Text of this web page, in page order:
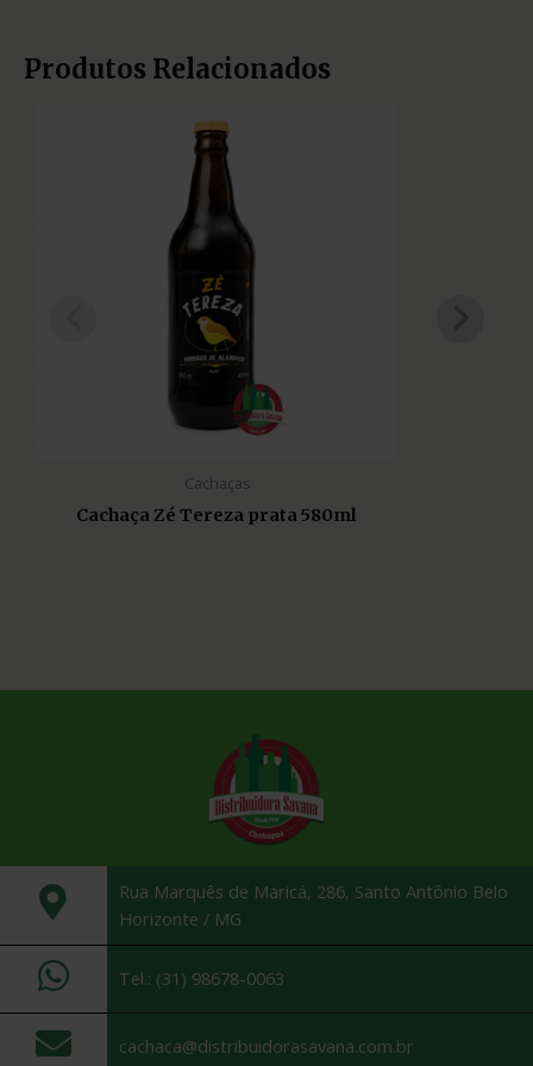
Produtos Relacionados
Cachaças
Cachaça Zé Tereza prata 580ml
Rua Marquês de Maricá, 286, Santo Antônio Belo
Horizonte / MG
Tel.: (31) 98678-0063
cachaca@distribuidorasavana.com.br